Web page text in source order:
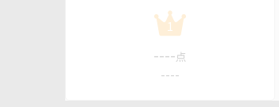
1
---- 点
----